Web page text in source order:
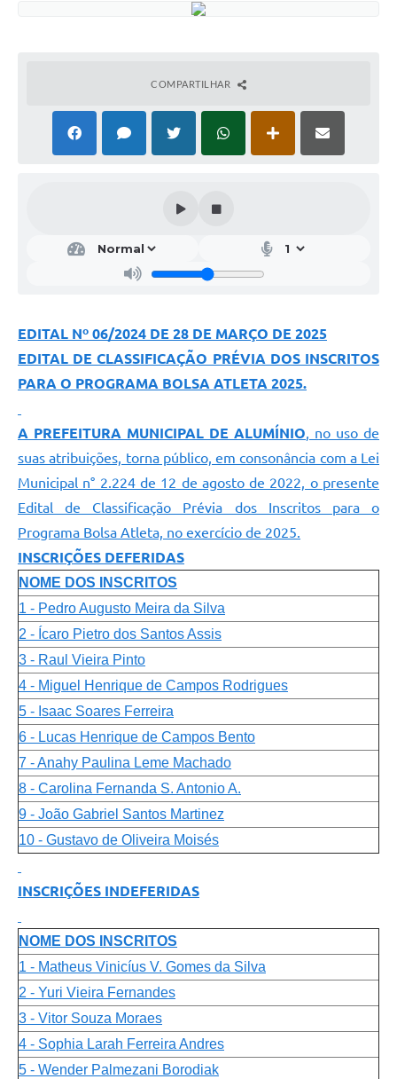
COMPARTILHAR
EDITAL Nº 06/2024 DE 28 DE MARÇO DE 2025
EDITAL DE CLASSIFICAÇÃO PRÉVIA DOS INSCRITOS
PARA O PROGRAMA BOLSA ATLETA 2025.
A PREFEITURA MUNICIPAL DE ALUMÍNIO, no uso de
suas atribuições, torna público, em consonância com a Lei
Municipal n° 2.224 de 12 de agosto de 2022, o presente
Edital de Classificação Prévia dos Inscritos para o
Programa Bolsa Atleta, no exercício de 2025.
INSCRIÇÕES DEFERIDAS
NOME DOS INSCRITOS
1 - Pedro Augusto Meira da Silva
2 - Ícaro Pietro dos Santos Assis
3 - Raul Vieira Pinto
4 - Miguel Henrique de Campos Rodrigues
5 - Isaac Soares Ferreira
6 - Lucas Henrique de Campos Bento
7 - Anahy Paulina Leme Machado
8 - Carolina Fernanda S. Antonio A.
9 - João Gabriel Santos Martinez
10 - Gustavo de Oliveira Moisés
INSCRIÇÕES INDEFERIDAS
NOME DOS INSCRITOS
1 - Matheus Vinicíus V. Gomes da Silva
2 - Yuri Vieira Fernandes
3 - Vitor Souza Moraes
4 - Sophia Larah Ferreira Andres
5 - Wender Palmezani Borodiak